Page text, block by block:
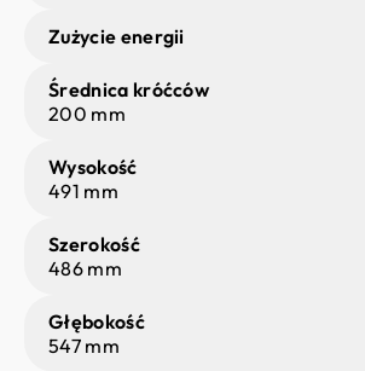
Zużycie energii
Średnica króćców
200 mm
Wysokość
491 mm
Szerokość
486 mm
Głębokość
547 mm